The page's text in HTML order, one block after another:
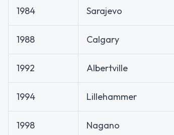
1984 Sarajevo
1988 Calgary
1992 Albertville
1994 Lillehammer
1998 Nagano